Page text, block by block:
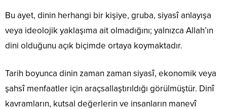
Bu ayet, dinin herhangi bir kişiye, gruba, siyasî anlayışa
veya ideolojik yaklaşıma ait olmadığını; yalnızca Allah’ın
dini olduğunu açık biçimde ortaya koymaktadır.
Tarih boyunca dinin zaman zaman siyasî, ekonomik veya
şahsî menfaatler için araçsallaştırıldığı görülmüştür. Dinî
kavramların, kutsal değerlerin ve insanların manevî